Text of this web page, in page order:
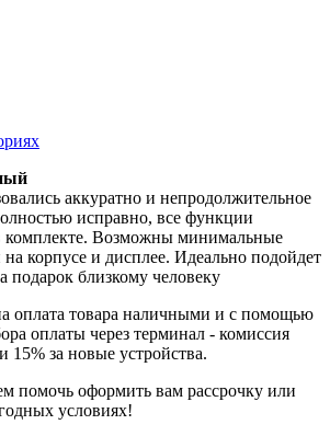
аккуратно и непродолжительное
исправно, все функции
комплекте. Возможны минимальные
корпусе и дисплее. Идеально подойдет
подарок близкому человеку
оплата товара наличными и с помощью
оплаты через терминал - комиссия
15% за новые устройства.
помочь оформить вам рассрочку или
условиях!